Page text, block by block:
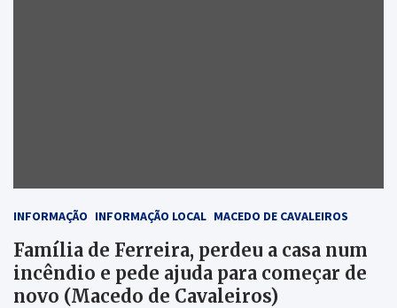
INFORMAÇÃO INFORMAÇÃO LOCAL MACEDO DE CAVALEIROS
Família de Ferreira, perdeu a casa num
incêndio e pede ajuda para começar de
novo (Macedo de Cavaleiros)